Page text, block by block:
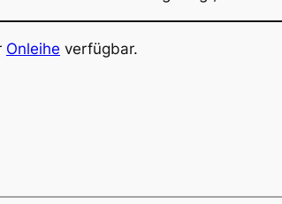
Onleihe verfügbar.